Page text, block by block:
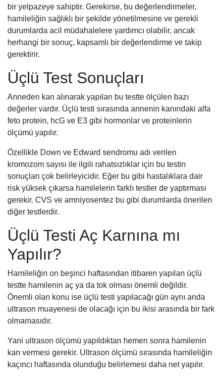
bir yelpazeye sahiptir. Gerekirse, bu değerlendirmeler,
hamileliğin sağlıklı bir şekilde yönetilmesine ve gerekli
durumlarda acil müdahalelere yardımcı olabilir, ancak
herhangi bir sonuç, kapsamlı bir değerlendirme ve takip
gerektirir.
Üçlü Test Sonuçları
Anneden kan alınarak yapılan bu testte ölçülen bazı
değerler vardır. Üçlü testi sırasında annenin kanındaki alfa
feto protein, hcG ve E3 gibi hormonlar ve proteinlerin
ölçümü yapılır.
Özellikle Down ve Edward sendromu adı verilen
kromozom sayısı ile ilgili rahatsızlıklar için bu testin
sonuçları çok belirleyicidir. Eğer bu gibi hastalıklara dair
risk yüksek çıkarsa hamilelerin farklı testler de yaptırması
gerekir. CVS ve amniyosentez bu gibi durumlarda önerilen
diğer testlerdir.
Üçlü Testi Aç Karnına mı
Yapılır?
Hamileliğin on beşinci haftasından itibaren yapılan üçlü
testte hamilenin aç ya da tok olması önemli değildir.
Önemli olan konu ise üçlü testi yapılacağı gün aynı anda
ultrason muayenesi de olacağı için bu ikisi arasında bir fark
olmamasıdır.
Yani ultrason ölçümü yapıldıktan hemen sonra hamilenin
kan vermesi gerekir. Ultrason ölçümü sırasında hamileliğin
kaçıncı haftasında olunduğu belirlemesi daha net yapılır.